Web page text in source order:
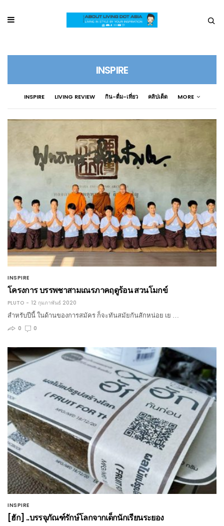
INSPIRE
INSPIRE LIVING REVIEW กิน-ดื่ม-เที่ยว คลิปเด็ด MORE
INSPIRE
โครงการ บรรพชาสามเณรภาคฤดูร้อน สวนโมกข์
PLUTO
12 กุมภาพันธ์ 2020
สำหรับปีนี้ ในด้านของการสมัคร ก็จะทันสมัยกันสักหน่อย เย …
0
0
INSPIRE
[ฮัก] ..บรรจุภัณฑ์รักษ์โลกจากเด็กนักเรียนระยอง